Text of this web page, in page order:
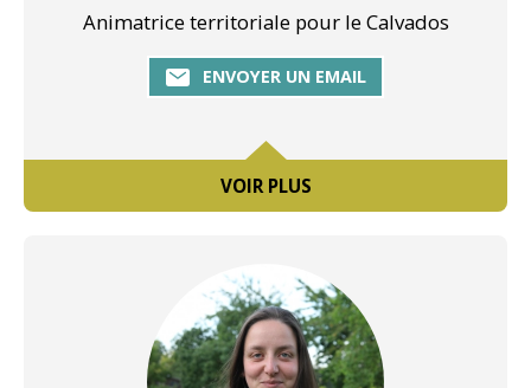
Animatrice territoriale pour le Calvados
ENVOYER UN EMAIL
VOIR PLUS